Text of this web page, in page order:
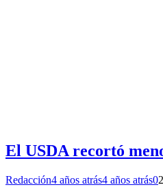
El USDA recortó
Redacción4 años atrás4 años atrás0